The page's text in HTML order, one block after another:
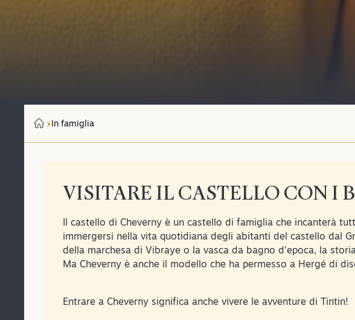
In famiglia
VISITARE IL CASTELLO CON I
Il castello di Cheverny è un castello di famiglia che incanterà
immergersi nella vita quotidiana degli abitanti del castello dal
della marchesa di Vibraye o la vasca da bagno d'epoca, la
Ma Cheverny è anche il modello che ha permesso a Hergé di
Entrare a Cheverny significa anche vivere le avventure di Tintin!